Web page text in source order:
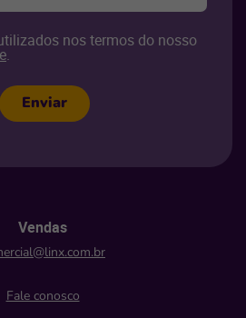
nos termos do nosso
.
Enviar
Vendas
Fale conosco